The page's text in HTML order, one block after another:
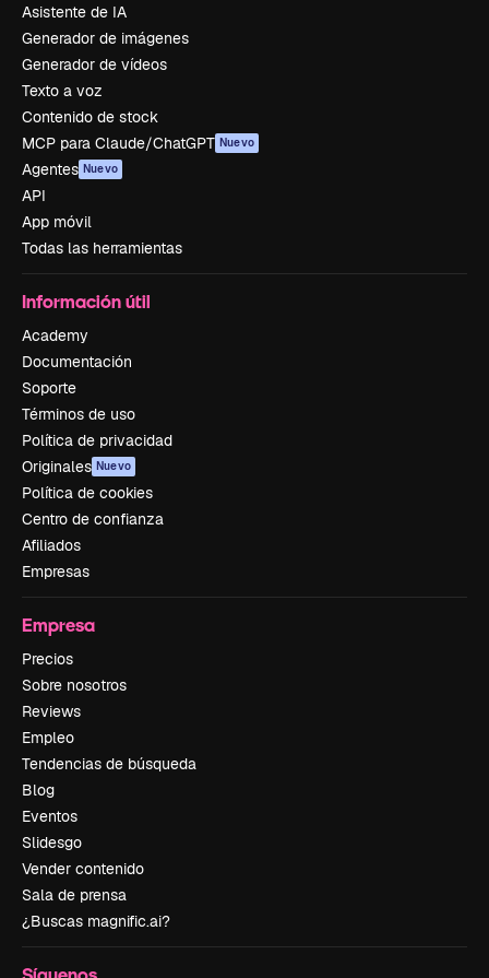
Asistente de IA
Generador de imágenes
Generador de vídeos
Texto a voz
Contenido de stock
MCP para Claude/ChatGPT Nuevo
Agentes Nuevo
API
App móvil
Todas las herramientas
Información útil
Academy
Documentación
Soporte
Términos de uso
Política de privacidad
Originales Nuevo
Política de cookies
Centro de confianza
Afiliados
Empresas
Empresa
Precios
Sobre nosotros
Reviews
Empleo
Tendencias de búsqueda
Blog
Eventos
Slidesgo
Vender contenido
Sala de prensa
¿Buscas magnific.ai?